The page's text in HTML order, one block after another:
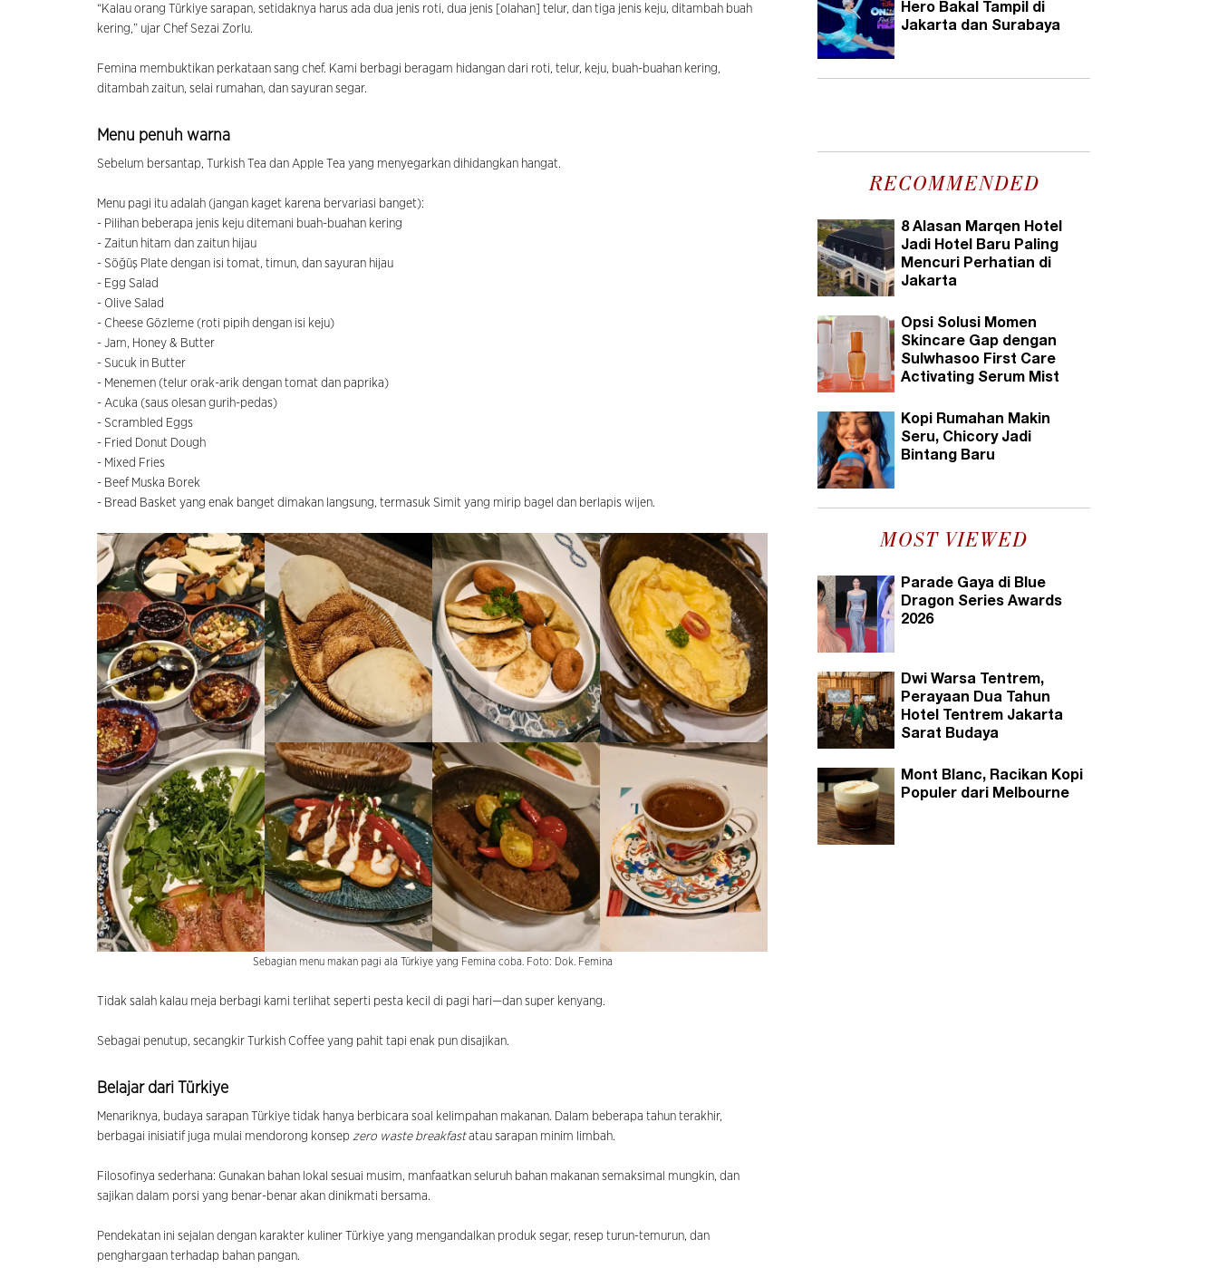
“Kalau orang Türkiye sarapan, setidaknya harus ada dua jenis roti, dua jenis [olahan] telur, dan tiga jenis keju, ditambah buah
kering,” ujar Chef Sezai Zorlu.
Femina membuktikan perkataan sang chef. Kami berbagi beragam hidangan dari roti, telur, keju, buah-buahan kering,
ditambah zaitun, selai rumahan, dan sayuran segar.
Menu penuh warna
Sebelum bersantap, Turkish Tea dan Apple Tea yang menyegarkan dihidangkan hangat.
Menu pagi itu adalah (jangan kaget karena bervariasi banget):
- Pilihan beberapa jenis keju ditemani buah-buahan kering
- Zaitun hitam dan zaitun hijau
- Söğüş Plate dengan isi tomat, timun, dan sayuran hijau
- Egg Salad
- Olive Salad
- Cheese Gözleme (roti pipih dengan isi keju)
- Jam, Honey & Butter
- Sucuk in Butter
- Menemen (telur orak-arik dengan tomat dan paprika)
- Acuka (saus olesan gurih-pedas)
- Scrambled Eggs
- Fried Donut Dough
- Mixed Fries
- Beef Muska Borek
- Bread Basket yang enak banget dimakan langsung, termasuk Simit yang mirip bagel dan berlapis wijen.
Sebagian menu makan pagi ala Türkiye yang Femina coba. Foto: Dok. Femina
Tidak salah kalau meja berbagi kami terlihat seperti pesta kecil di pagi hari—dan super kenyang.
Sebagai penutup, secangkir Turkish Coffee yang pahit tapi enak pun disajikan.
Belajar dari Türkiye
Menariknya, budaya sarapan Türkiye tidak hanya berbicara soal kelimpahan makanan. Dalam beberapa tahun terakhir,
berbagai inisiatif juga mulai mendorong konsep zero waste breakfastatau sarapan minim limbah.
Filosofinya sederhana: Gunakan bahan lokal sesuai musim, manfaatkan seluruh bahan makanan semaksimal mungkin, dan
sajikan dalam porsi yang benar-benar akan dinikmati bersama.
Pendekatan ini sejalan dengan karakter kuliner Türkiye yang mengandalkan produk segar, resep turun-temurun, dan
penghargaan terhadap bahan pangan.
Hero Bakal Tampil di
Jakarta dan Surabaya
RECOMMENDED
8 Alasan Marqen Hotel
Jadi Hotel Baru Paling
Mencuri Perhatian di
Jakarta
Opsi Solusi Momen
Skincare Gap dengan
Sulwhasoo First Care
Activating Serum Mist
Kopi Rumahan Makin
Seru, Chicory Jadi
Bintang Baru
MOST VIEWED
Parade Gaya di Blue
Dragon Series Awards
2026
Dwi Warsa Tentrem,
Perayaan Dua Tahun
Hotel Tentrem Jakarta
Sarat Budaya
Mont Blanc, Racikan Kopi
Populer dari Melbourne